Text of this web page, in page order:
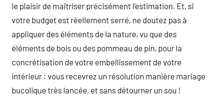
le plaisir de maîtriser précisément l’estimation. Et, si
votre budget est réellement serré, ne doutez pas à
appliquer des éléments de la nature, vu que des
éléments de bois ou des pommeau de pin, pour la
concrétisation de votre embellissement de votre
intérieur : vous recevrez un résolution manière mariage
bucolique très lancée, et sans détourner un sou !